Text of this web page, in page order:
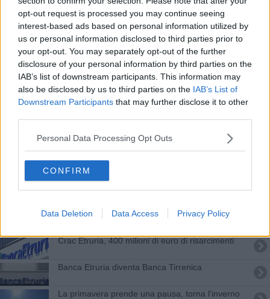
opt-out request is processed you may continue seeing
interest-based ads based on personal information utilized by
us or personal information disclosed to third parties prior to
your opt-out. You may separately opt-out of the further
disclosure of your personal information by third parties on the
IAB’s list of downstream participants. This information may
also be disclosed by us to third parties on the IAB’s List of
Downstream Participants that may further disclose it to other
Personal Data Processing Opt Outs
CONFIRM
Data Deletion Data Access Privacy Policy
Il Parco su Canale 5
"Tutti x Uno", il "concertone per Thomas"
Affetta da Moyamoya dà alla luce un bimbo sano
Vacanze 2015, agriturismi aretini +3%
Via alle domande per l'inclusione attiva
Miss Miluna a Bibbiena
Via al progetto "Merito" di Prospettiva Casentino
Crac Etruria, 400 milioni di euro di risarcimenti
Banca Etruria diventa Banca Tirrenica
La primavera prende una pausa, torna l'inverno